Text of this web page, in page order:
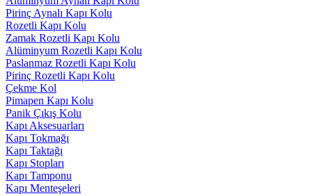
Pirinç Aynalı Kapı Kolu
Rozetli Kapı Kolu
Zamak Rozetli Kapı Kolu
Alüminyum Rozetli Kapı Kolu
Paslanmaz Rozetli Kapı Kolu
Pirinç Rozetli Kapı Kolu
Çekme Kol
Pimapen Kapı Kolu
Panik Çıkış Kolu
Kapı Aksesuarları
Kapı Tokmağı
Kapı Taktağı
Kapı Stopları
Kapı Tamponu
Kapı Menteşeleri